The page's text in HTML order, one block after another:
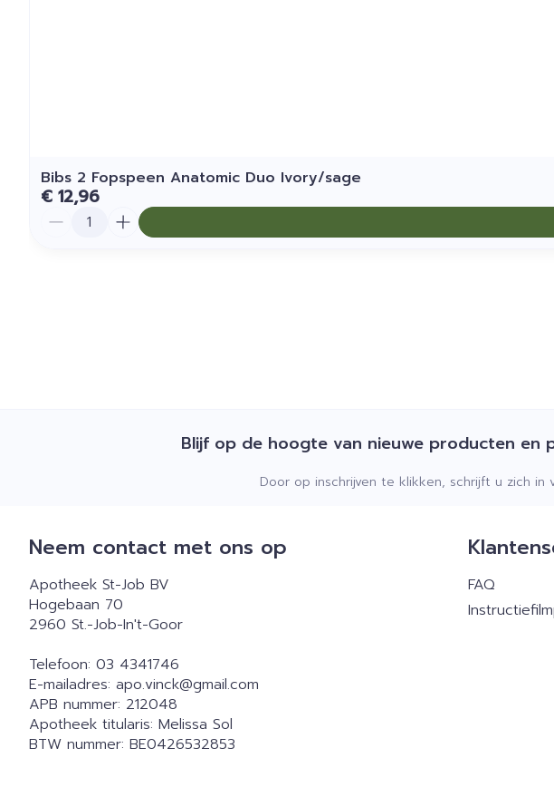
Bibs 2 Fopspeen Anatomic Duo Ivory/sage
€ 12,96
Blijf op de hoogte van nieuwe producten en
Door op inschrijven te klikken, schrijft u zich
Neem contact met ons op
Apotheek St-Job BV
Hogebaan 70
2960 St.-Job-In't-Goor
Telefoon: 03 4341746
E-mailadres: apo.vinck@gmail.com
APB nummer: 212048
Apotheek titularis: Melissa Sol
BTW nummer: BE0426532853
FAQ